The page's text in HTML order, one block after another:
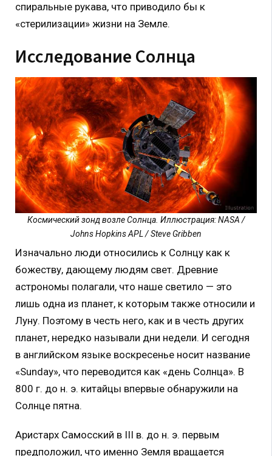
спиральные рукава, что приводило бы к
«стерилизации» жизни на Земле.
Исследование Солнца
Космический зонд возле Солнца. Иллюстрация: NASA /
Johns Hopkins APL / Steve Gribben
Изначально люди относились к Солнцу как к
божеству, дающему людям свет. Древние
астрономы полагали, что наше светило — это
лишь одна из планет, к которым также относили и
Луну. Поэтому в честь него, как и в честь других
планет, нередко называли дни недели. И сегодня
в английском языке воскресенье носит название
«Sunday», что переводится как «день Солнца». В
800 г. до н. э. китайцы впервые обнаружили на
Солнце пятна.
Аристарх Самосский в III в. до н. э. первым
предположил, что именно Земля вращается